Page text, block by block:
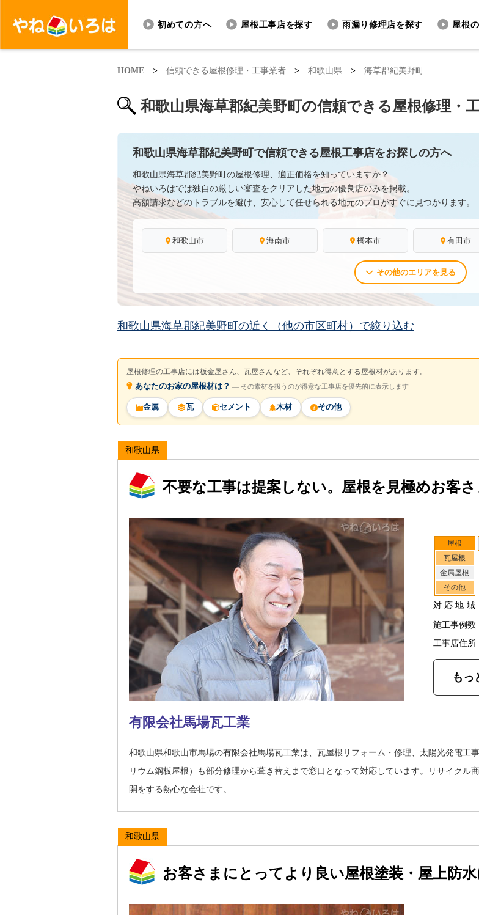
初めての方へ 屋根工事店を探す 雨漏り修理店を探す 屋根
HOME > 信頼できる屋根修理・工事業者 > 和歌山県 > 海草郡紀美野町
和歌山県海草郡紀美野町の信頼できる屋根修理・
和歌山県海草郡紀美野町で信頼できる屋根工事店をお探しの方へ
和歌山県海草郡紀美野町の屋根修理、適正価格を知っていますか？
やねいろはでは独自の厳しい審査をクリアした地元の優良店のみを掲載。
高額請求などのトラブルを避け、安心して任せられる地元のプロがすぐに見つかります。
和歌山市 海南市 橋本市 有田市
その他のエリアを見る
和歌山県海草郡紀美野町の近く（他の市区町村）で絞り込む
屋根修理の工事店には板金屋さん、瓦屋さんなど、それぞれ得意とする屋根材があります。
あなたのお家の屋根材は？ ― その素材を扱うのが得意な工事店を優先的に表示します
金属 瓦 セメント 木材 その他
和歌山県
不要な工事は提案しない。屋根を見極めお客
屋根
瓦屋根
金属屋根
その他
対応地域
施工事例数
工事店住所
もっ
有限会社馬場瓦工業
和歌山県和歌山市馬場の有限会社馬場瓦工業は、瓦屋根リフォーム・修理、太陽光発電工
リウム鋼板屋根）も部分修理から葺き替えまで窓口となって対応しています。リサイクル
開をする熱心な会社です。
和歌山県
お客さまにとってより良い屋根塗装・屋上防